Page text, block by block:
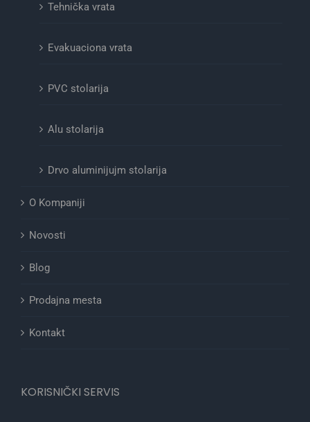
Tehnička vrata
Evakuaciona vrata
PVC stolarija
Alu stolarija
Drvo aluminijujm stolarija
O Kompaniji
Novosti
Blog
Prodajna mesta
Kontakt
KORISNIČKI SERVIS